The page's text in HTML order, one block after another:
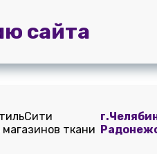
Доставка и
оплата
магазинов ткани
сайта